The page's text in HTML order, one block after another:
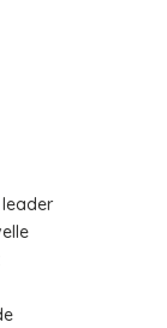
leader